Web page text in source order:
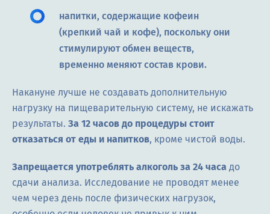
напитки, содержащие кофеин
(крепкий чай и кофе), поскольку они
стимулируют обмен веществ,
временно меняют состав крови.
Накануне лучше не создавать дополнительную
нагрузку на пищеварительную систему, не искажать
результаты. За 12 часов до процедуры стоит
отказаться от еды и напитков, кроме чистой воды.
Запрещается употреблять алкоголь за 24 часа до
сдачи анализа. Исследование не проводят менее
чем через день после физических нагрузок,